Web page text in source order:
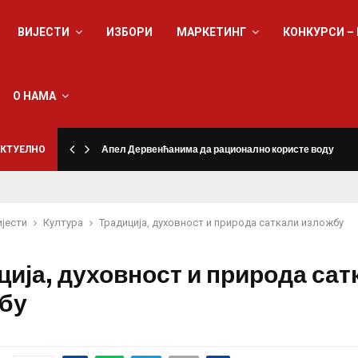
ВИЈЕСТИ ИЗБОРИ МАРКЕТИНГ КОНКУРСИ
О НАМА
Апел Дервенћанима да рационално користе воду
Култура Традиција, духовност и природа саткали изложбу
духовност и природа